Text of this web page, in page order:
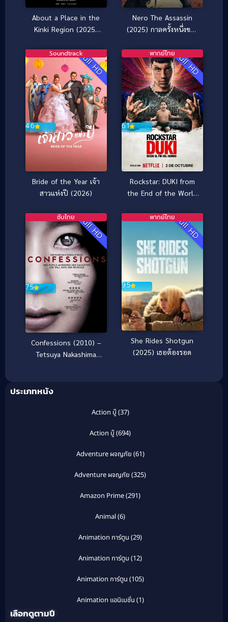
About a Place in the
Kinki Region (2025)
Nero The Assassin
(2025) กาลครั้งหนึ่งของ
Full HD
4.6
Soundtrack
Bride of the Year เจ้า
สาวแห่งปี (2026)
Full HD
6.1
พากย์ไทย
Rockstar: DUKI from
the End of the World
Full HD
7.5
ซับไทย
Confessions (2010) –
Tetsuya Nakashima
Full HD
9.5
พากย์ไทย
She Rides Shotgun
(2025) เธอต้องรอด
ประเภทหนัง
Action บู๊(37)
Action บู๊(694)
Adventure ผจญภัย (61)
Adventure ผจญภัย (325)
Amazon Prime(291)
Animal(6)
Animation การ์ตูน (29)
Animation การ์ตูน (12)
Animation การ์ตูน (105)
Animation แอนิเมชั่น (1)
เลือกดูตามปี